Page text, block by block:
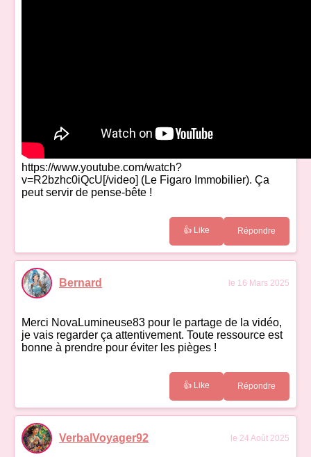
https://www.youtube.com/watch?
v=R2bzhc0iQcU[/video] (Le Figaro Immobilier). Ça
peut servir de pense-bête !
👍 Like Répondre
Bernard le 16 Mars 2025
Merci NovaLumineuse83 pour le partage de la vidéo,
je vais regarder ça attentivement. Toute ressource est
bonne à prendre pour éviter les pièges !
👍 Like Répondre
VerbalVoyager92 le 24 Août 2025